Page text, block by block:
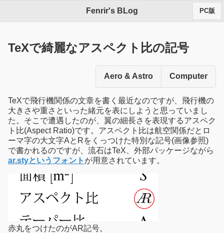
Fenrir's BLog PC版
TeXで綺麗なアスペクト比の記号
Aero & Astro Computer
TeXで飛行機関係の文章を書く最近なのですが、飛行機の
大きさや重さといった緒元を表にしようと思っていまし
た。そこで遭遇したのが、翼の細長さを表現するアスペク
ト比(Aspect Ratio)です。アスペクト比は航空関係だとロ
ーマ字の大文字AとRをくっつけた特別な記号(画像参照)
で書かれるのですが、流石はTeX、外部パッケージながら
ar.styというフォント が用意されています。
赤丸をつけたのがAR記号。